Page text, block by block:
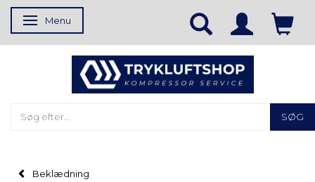
Skifte navigation
Menu
SØG
Beklædning